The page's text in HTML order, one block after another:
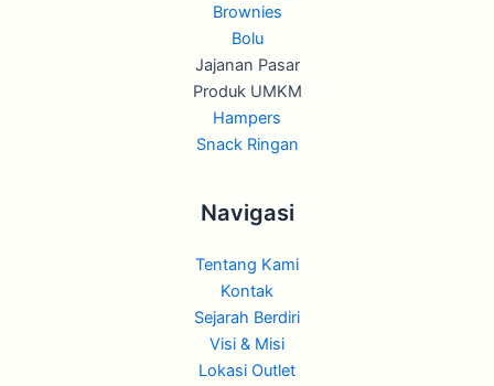
Brownies
Bolu
Jajanan Pasar
Produk UMKM
Hampers
Snack Ringan
Navigasi
Tentang Kami
Kontak
Sejarah Berdiri
Visi & Misi
Lokasi Outlet